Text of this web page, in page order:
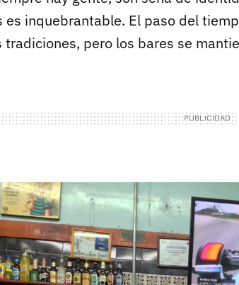
es inquebrantable. El paso del
tradiciones, pero los bares se